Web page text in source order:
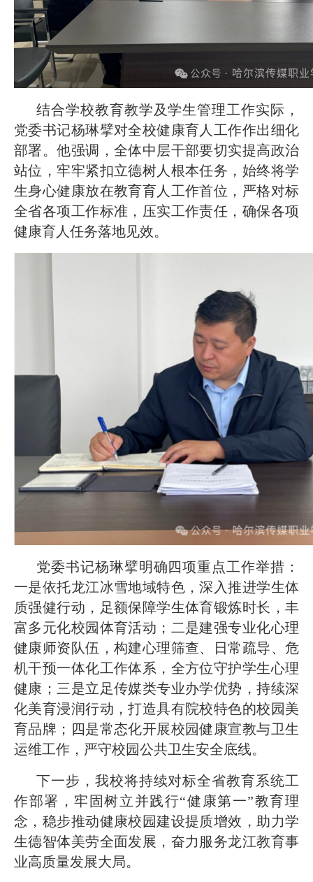
—— 哈
· 锚定目标谋新篇 巾帼聚力启新程
—— 哈
· 强化政治担当 锤炼过硬本领--哈尔
滨传媒 2026-07-23
结合学校教育教学及学生管理工作实际，
党委书记杨琳擘对全校健康育人工作作出细化
部署。他强调，全体中层干部要切实提高政治
站位，牢牢紧扣立德树人根本任务，始终将学
生身心健康放在教育育人工作首位，严格对标
全省各项工作标准，压实工作责任，确保各项
健康育人任务落地见效。
党委书记杨琳擘明确四项重点工作举措：
一是依托龙江冰雪地域特色，深入推进学生体
质强健行动，足额保障学生体育锻炼时长，丰
富多元化校园体育活动；二是建强专业化心理
健康师资队伍，构建心理筛查、日常疏导、危
机干预一体化工作体系，全方位守护学生心理
健康；三是立足传媒类专业办学优势，持续深
化美育浸润行动，打造具有院校特色的校园美
育品牌；四是常态化开展校园健康宣教与卫生
运维工作，严守校园公共卫生安全底线。
下一步，我校将持续对标全省教育系统工
作部署，牢固树立并践行“健康第一”教育理
念，稳步推动健康校园建设提质增效，助力学
生德智体美劳全面发展，奋力服务龙江教育事
业高质量发展大局。